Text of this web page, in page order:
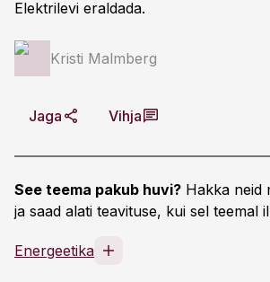
Elektrilevi eraldada.
Kristi Malmberg
Jaga Vihja
See teema pakub huvi? Hakka neid
ja saad alati teavituse, kui sel teemal
Energeetika